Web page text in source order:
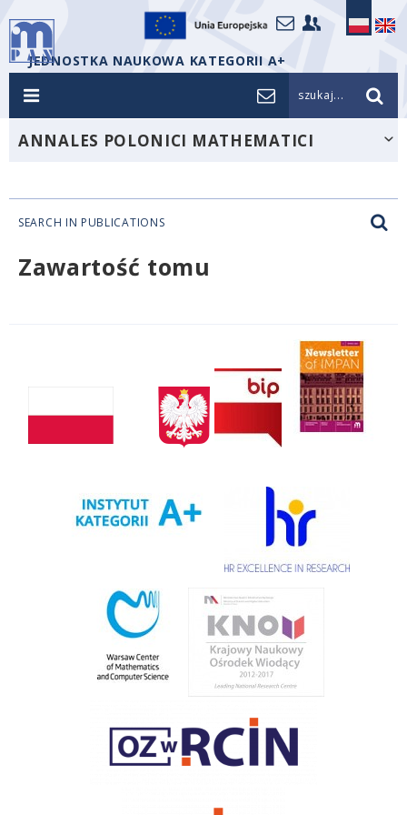
JEDNOSTKA NAUKOWA KATEGORII A+
szukaj...
ANNALES POLONICI MATHEMATICI
SEARCH IN PUBLICATIONS
Zawartość tomu